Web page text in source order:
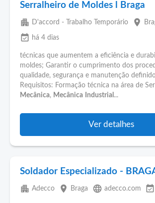
Serralheiro de Moldes l Braga
apartment D'accord - Trabalho Temporário place
event_available há 4 dias
técnicas que aumentem a eficiência e
moldes; Garantir o cumprimento dos
qualidade, segurança e manutenção
Requisitos: Formação técnica na área de
Mecânica, Mecânica Industrial ...
Ver detalhes
Soldador Especializado -
apartment Adecco place Braga language adecco.com event_available